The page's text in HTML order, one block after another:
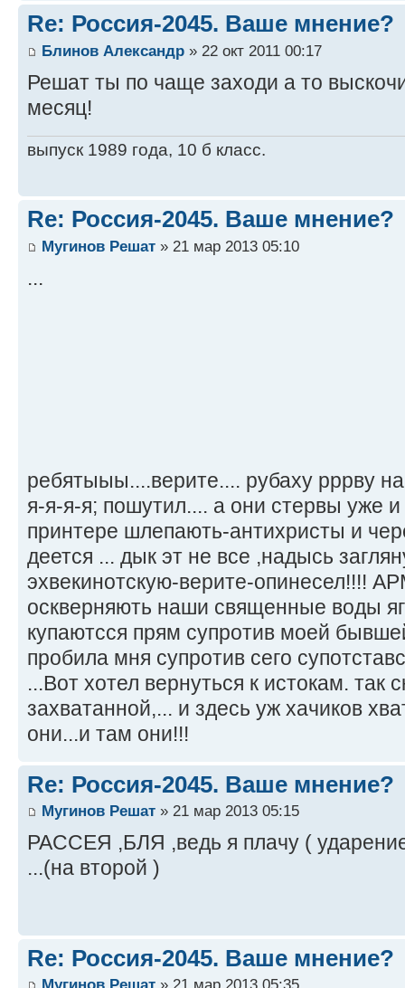
Re: Россия-2045. Ваше мнение?
Блинов Александр » 22 окт 2011 00:17
Решат ты по чаще заходи а то
месяц!
выпуск 1989 года, 10 б класс.
Re: Россия-2045. Ваше мнение?
Мугинов Решат » 21 мар 2013 05:10
...
ребятыыы....верите.... рубаху рррву
я-я-я-я; пошутил.... а они стервы уже
принтере шлепають-антихристы и
деется ... дык эт не все ,надысь
эхвекинотскую-верите-опинесел!!!!
оскверняють наши священные воды яг
купаютсся прям супротив моей
пробила мня супротив сего
...Вот хотел вернуться к истокам. так
захватанной,... и здесь уж хачиков
они...и там они!!!
Re: Россия-2045. Ваше мнение?
Мугинов Решат » 21 мар 2013 05:15
РАССЕЯ ,БЛЯ ,ведь я плачу (
...(на второй )
Re: Россия-2045. Ваше мнение?